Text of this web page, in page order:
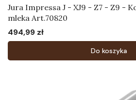
Jura Impressa J - XJ9 - Z7 - Z9 -
mleka Art.70820
Cena
494,99 zł
Do koszyka